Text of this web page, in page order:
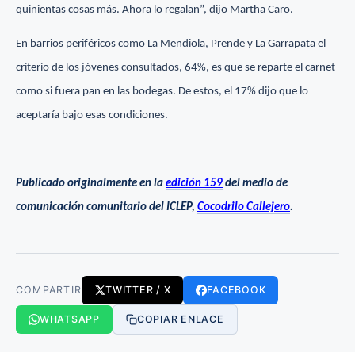
quinientas cosas más. Ahora lo regalan”, dijo Martha Caro.
En barrios periféricos como La Mendiola, Prende y La Garrapata el
criterio de los jóvenes consultados, 64%, es que se reparte el carnet
como si fuera pan en las bodegas. De estos, el 17% dijo que lo
aceptaría bajo esas condiciones.
Publicado originalmente en la edición 159 del medio de
comunicación comunitario del ICLEP, Cocodrilo Callejero.
COMPARTIR TWITTER / X FACEBOOK
WHATSAPP COPIAR ENLACE